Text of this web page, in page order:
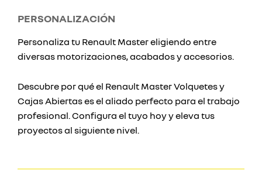
PERSONALIZACIÓN
Personaliza tu Renault Master eligiendo entre
diversas motorizaciones, acabados y accesorios.
Descubre por qué el Renault Master Volquetes y
Cajas Abiertas es el aliado perfecto para el trabajo
profesional. Configura el tuyo hoy y eleva tus
proyectos al siguiente nivel.